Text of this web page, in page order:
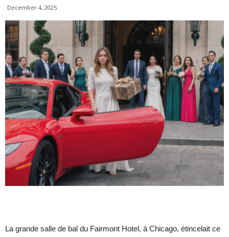
December 4, 2025
La grande salle de bal du Fairmont Hotel, à Chicago, étincelait ce